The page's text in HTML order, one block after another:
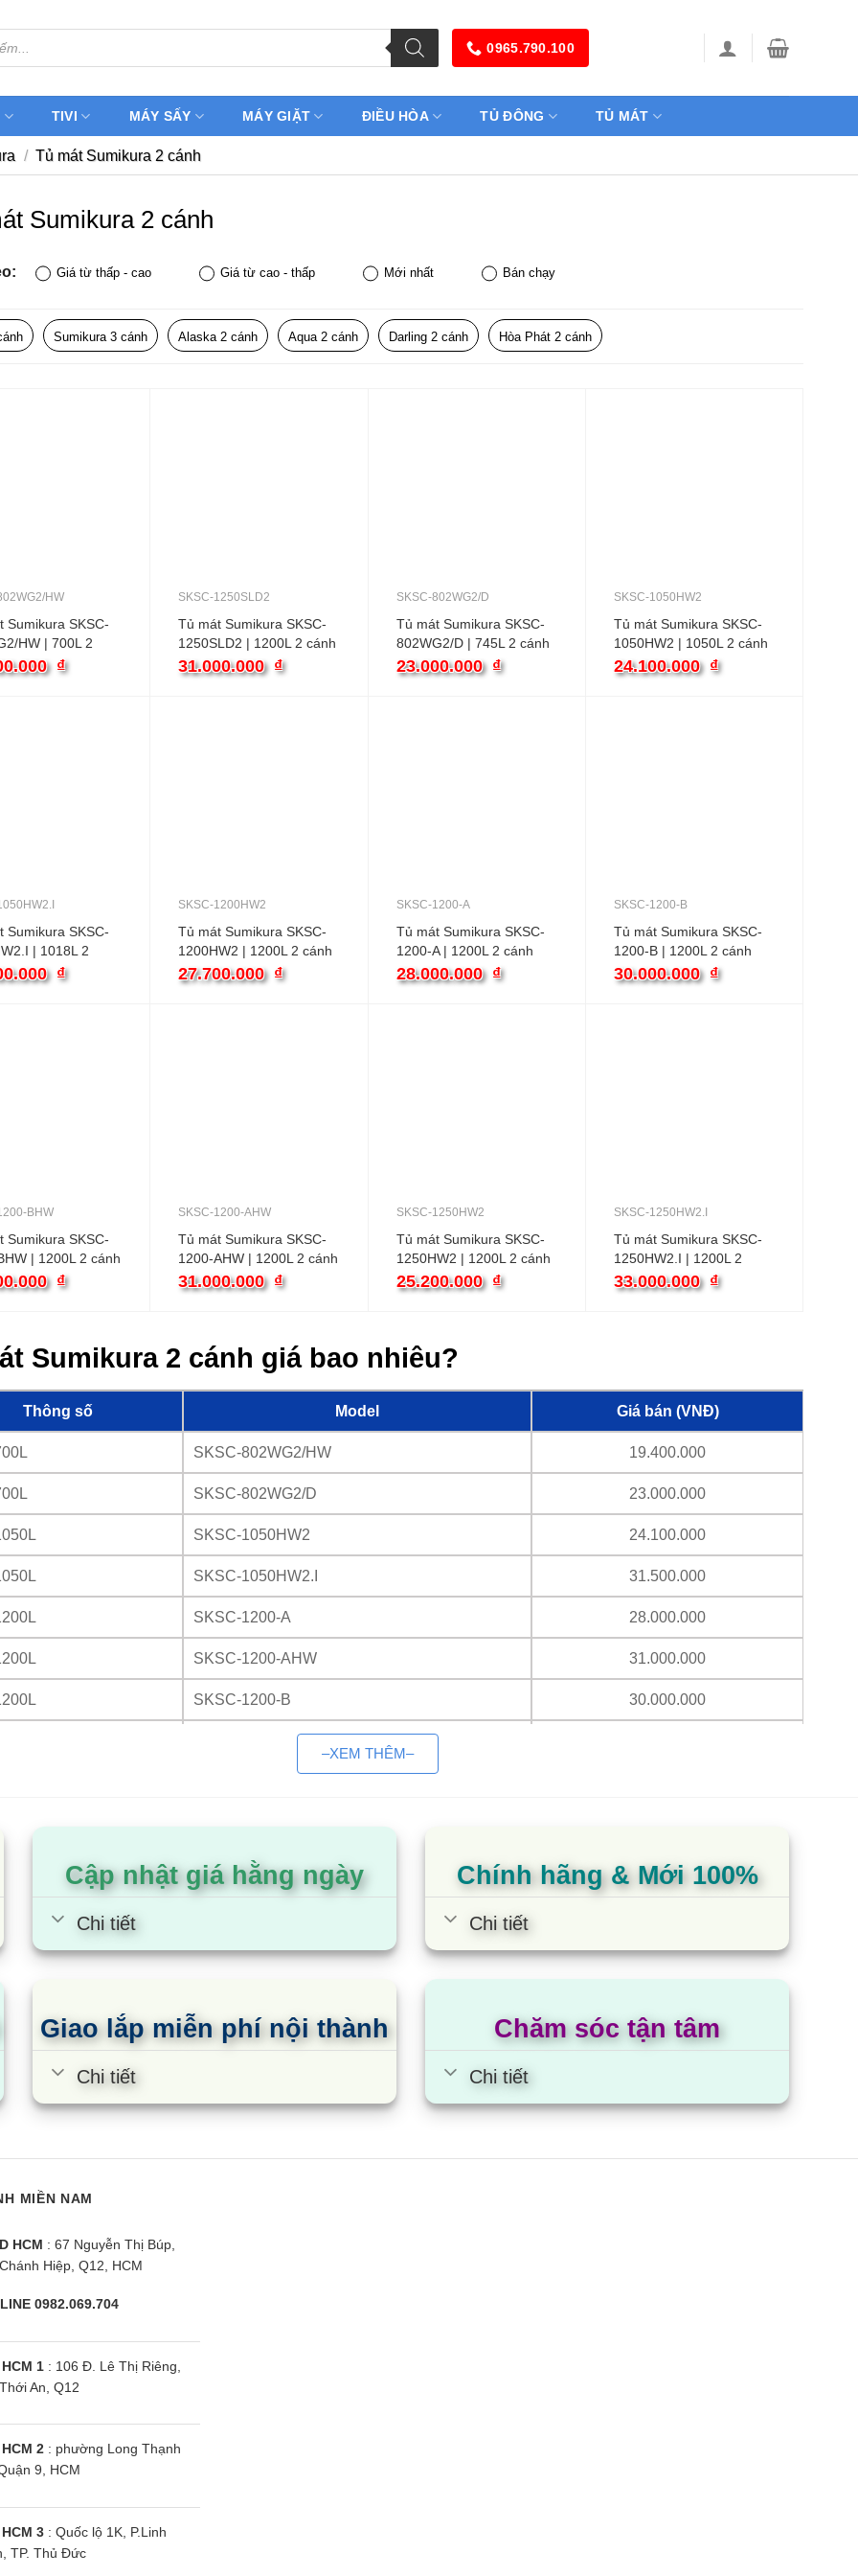
0965.790.100
TIVI MÁY SẤY MÁY GIẶT ĐIỀU HÒA TỦ ĐÔNG TỦ MÁT
/ Tủ mát Sumikura 2 cánh
Sumikura 2 cánh
Giá từ thấp - cao Giá từ cao - thấp Mới nhất Bán chạy
Sumikura 3 cánh Alaska 2 cánh Aqua 2 cánh Darling 2 cánh Hòa Phát 2 cánh
HW
Sumikura SKSC-
HW | 700L 2
₫
SKSC-1250SLD2
Tủ mát Sumikura SKSC-
1250SLD2 | 1200L 2 cánh
31.000.000 ₫
SKSC-802WG2/D
Tủ mát Sumikura SKSC-
802WG2/D | 745L 2 cánh
23.000.000 ₫
SKSC-1050HW2
Tủ mát Sumikura SKSC-
1050HW2 | 1050L 2 cánh
24.100.000 ₫
Sumikura SKSC-
| 1018L 2
₫
SKSC-1200HW2
Tủ mát Sumikura SKSC-
1200HW2 | 1200L 2 cánh
27.700.000 ₫
SKSC-1200-A
Tủ mát Sumikura SKSC-
1200-A | 1200L 2 cánh
28.000.000 ₫
SKSC-1200-B
Tủ mát Sumikura SKSC-
1200-B | 1200L 2 cánh
30.000.000 ₫
BHW
Sumikura SKSC-
| 1200L 2 cánh
₫
SKSC-1200-AHW
Tủ mát Sumikura SKSC-
1200-AHW | 1200L 2 cánh
31.000.000 ₫
SKSC-1250HW2
Tủ mát Sumikura SKSC-
1250HW2 | 1200L 2 cánh
25.200.000 ₫
SKSC-1250HW2.I
Tủ mát Sumikura SKSC-
1250HW2.I | 1200L 2
cánh inverter
33.000.000 ₫
Sumikura 2 cánh giá bao nhiêu?
Thông số Model Giá bán (VNĐ)
SKSC-802WG2/HW 19.400.000
SKSC-802WG2/D 23.000.000
SKSC-1050HW2 24.100.000
SKSC-1050HW2.I 31.500.000
SKSC-1200-A 28.000.000
SKSC-1200-AHW 31.000.000
SKSC-1200-B 30.000.000
SKSC-1250HW2
SKSC-1250HW2.I
về tủ mát Sumikura 2 cửa
SK Sumikura dùng để bảo quản thực phẩm, rau củ quả hay làm lạnh mát đồ uống ở các cửa hàng,
lợi, nhà hàng, khách sạn.
2 cửa 1050 lít
2 cửa 1200 lít
2 cửa 1250 lít
tiêu thụ
thể tính được số tiền phải trả để sử dụng tủ trong ngày bằng công thức:
(đồng) = Số điện tiêu thụ 1 ngày (kWh) x Giá tiền một số điện (đồng)
thêm
–XEM THÊM–
Cập nhật giá hằng ngày
Chi tiết
Chính hãng & Mới 100%
Chi tiết
Giao lắp miễn phí nội thành
Chi tiết
Chăm sóc tận tâm
Chi tiết
MIỀN NAM
HCM : 67 Nguyễn Thị Búp,
Hiệp, Q12, HCM
0982.069.704
1: 106 Đ. Lê Thị Riêng,
An, Q12
2: phường Long Thạnh
9, HCM
3: Quốc lộ 1K, P.Linh
TP. Thủ Đức